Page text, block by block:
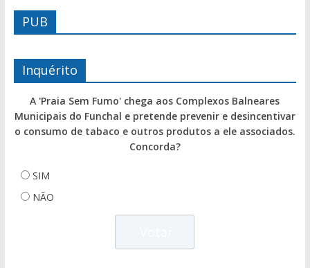
PUB
Inquérito
A 'Praia Sem Fumo' chega aos Complexos Balneares
Municipais do Funchal e pretende prevenir e desincentivar
o consumo de tabaco e outros produtos a ele associados.
Concorda?
SIM
NÃO